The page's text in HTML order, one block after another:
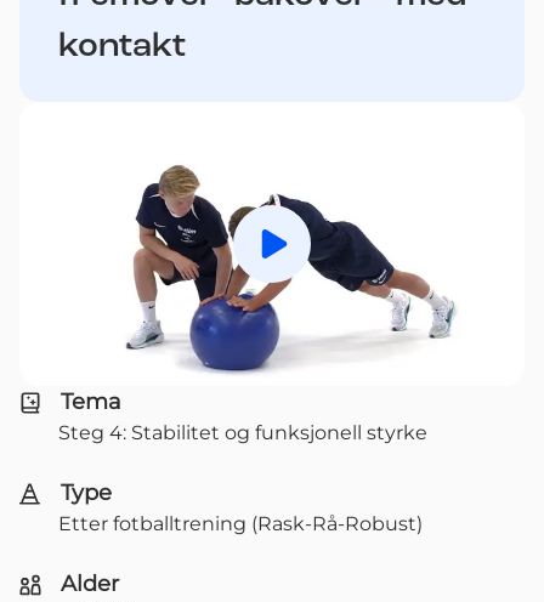
kontakt
Spill av
Tema
Steg 4: Stabilitet og funksjonell styrke
Type
Etter fotballtrening (Rask-Rå-Robust)
Alder